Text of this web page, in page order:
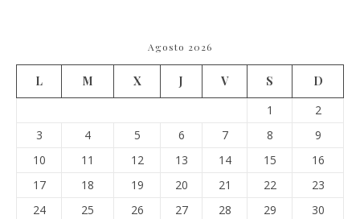
Agosto 2026
L M X J V S
D
1
2
3
4 5 6 7 8
9
10
11 12 13 14 15
16
17
18 19 20 21 22
23
24
25 26 27 28 29 30